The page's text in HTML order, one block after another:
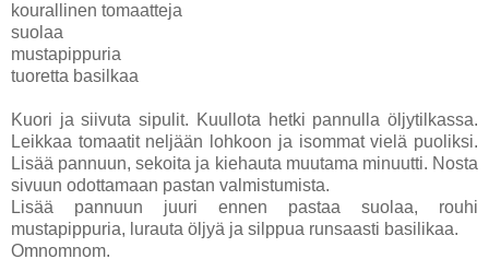
kourallinen tomaatteja
suolaa
mustapippuria
tuoretta basilkaa
Kuori ja siivuta sipulit. Kuullota hetki pannulla öljytilkassa.
Leikkaa tomaatit neljään lohkoon ja isommat vielä puoliksi.
Lisää pannuun, sekoita ja kiehauta muutama minuutti. Nosta
sivuun odottamaan pastan valmistumista.
Lisää pannuun juuri ennen pastaa suolaa, rouhi
mustapippuria, lurauta öljyä ja silppua runsaasti basilikaa.
Omnomnom.